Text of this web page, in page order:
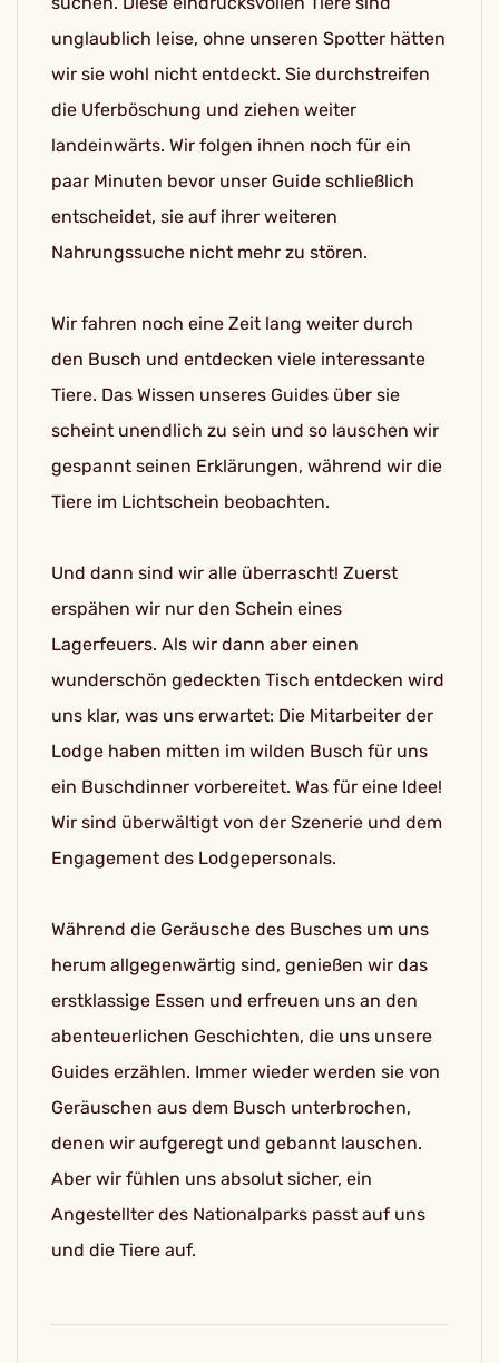
unglaublich leise, ohne unseren Spotter hätten
wir sie wohl nicht entdeckt. Sie durchstreifen
die Uferböschung und ziehen weiter
landeinwärts. Wir folgen ihnen noch für ein
paar Minuten bevor unser Guide schließlich
entscheidet, sie auf ihrer weiteren
Nahrungssuche nicht mehr zu stören.
Wir fahren noch eine Zeit lang weiter durch
den Busch und entdecken viele interessante
Tiere. Das Wissen unseres Guides über sie
scheint unendlich zu sein und so lauschen wir
gespannt seinen Erklärungen, während wir die
Tiere im Lichtschein beobachten.
Und dann sind wir alle überrascht! Zuerst
erspähen wir nur den Schein eines
Lagerfeuers. Als wir dann aber einen
wunderschön gedeckten Tisch entdecken wird
uns klar, was uns erwartet: Die Mitarbeiter der
Lodge haben mitten im wilden Busch für uns
ein Buschdinner vorbereitet. Was für eine Idee!
Wir sind überwältigt von der Szenerie und dem
Engagement des Lodgepersonals.
Während die Geräusche des Busches um uns
herum allgegenwärtig sind, genießen wir das
erstklassige Essen und erfreuen uns an den
abenteuerlichen Geschichten, die uns unsere
Guides erzählen. Immer wieder werden sie von
Geräuschen aus dem Busch unterbrochen,
denen wir aufgeregt und gebannt lauschen.
Aber wir fühlen uns absolut sicher, ein
Angestellter des Nationalparks passt auf uns
und die Tiere auf.